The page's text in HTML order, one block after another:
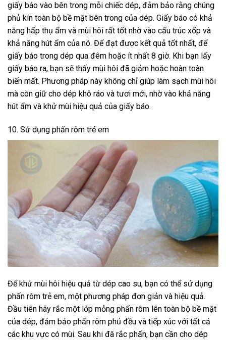
giấy báo vào bên trong mỗi chiếc dép, đảm bảo rằng chúng
phủ kín toàn bộ bề mặt bên trong của dép. Giấy báo có khả
năng hấp thụ ẩm và mùi hôi rất tốt nhờ vào cấu trúc xốp và
khả năng hút ẩm của nó. Để đạt được kết quả tốt nhất, để
giấy báo trong dép qua đêm hoặc ít nhất 8 giờ. Khi bạn lấy
giấy báo ra, bạn sẽ thấy mùi hôi đã giảm hoặc hoàn toàn
biến mất. Phương pháp này không chỉ giúp làm sạch mùi hôi
mà còn giữ cho dép khô ráo và tươi mới, nhờ vào khả năng
hút ẩm và khử mùi hiệu quả của giấy báo.
10. Sử dụng phấn rôm trẻ em
Để khử mùi hôi hiệu quả từ dép cao su, bạn có thể sử dụng
phấn rôm trẻ em, một phương pháp đơn giản và hiệu quả.
Đầu tiên hãy rắc một lớp mỏng phấn rôm lên toàn bộ bề mặt
của dép, đảm bảo phấn rôm phủ đều và tiếp xúc với tất cả
các khu vực có mùi. Sau khi đã rắc phấn, bạn cần cho dép